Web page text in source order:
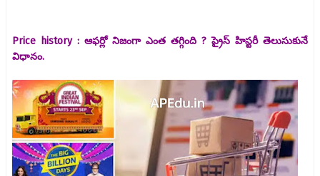
Price history : ఆఫర్లో నిజంగా ఎంత తగ్గింది ? ప్రైస్ హిస్టరీ తెలుసుకునే
విధానం.